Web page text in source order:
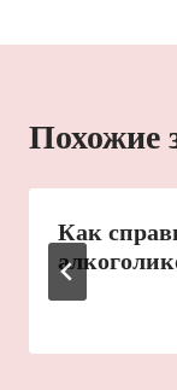
Похожие
Как